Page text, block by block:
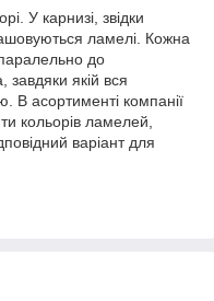
У карнизі, звідки
ламелі. Кожна
до
завдяки якій вся
В асортименті компанії
кольорів ламелей,
варіант для